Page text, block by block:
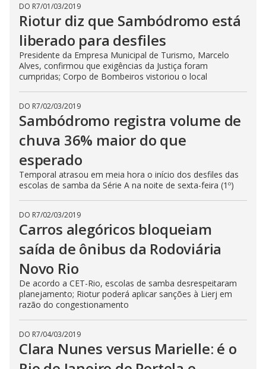
DO R7/01/03/2019
Riotur diz que Sambódromo está
liberado para desfiles
Presidente da Empresa Municipal de Turismo, Marcelo
Alves, confirmou que exigências da Justiça foram
cumpridas; Corpo de Bombeiros vistoriou o local
DO R7/02/03/2019
Sambódromo registra volume de
chuva 36% maior do que
esperado
Temporal atrasou em meia hora o início dos desfiles das
escolas de samba da Série A na noite de sexta-feira (1º)
DO R7/02/03/2019
Carros alegóricos bloqueiam
saída de ônibus da Rodoviária
Novo Rio
De acordo a CET-Rio, escolas de samba desrespeitaram
planejamento; Riotur poderá aplicar sanções à Lierj em
razão do congestionamento
DO R7/04/03/2019
Clara Nunes versus Marielle: é o